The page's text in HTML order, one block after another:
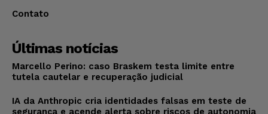
Contato
Últimas notícias
Marcello Perino: caso Braskem testa limite entre
tutela cautelar e recuperação judicial
IA da Anthropic cria identidades falsas em teste de
segurança e acende alerta sobre riscos de autonomia